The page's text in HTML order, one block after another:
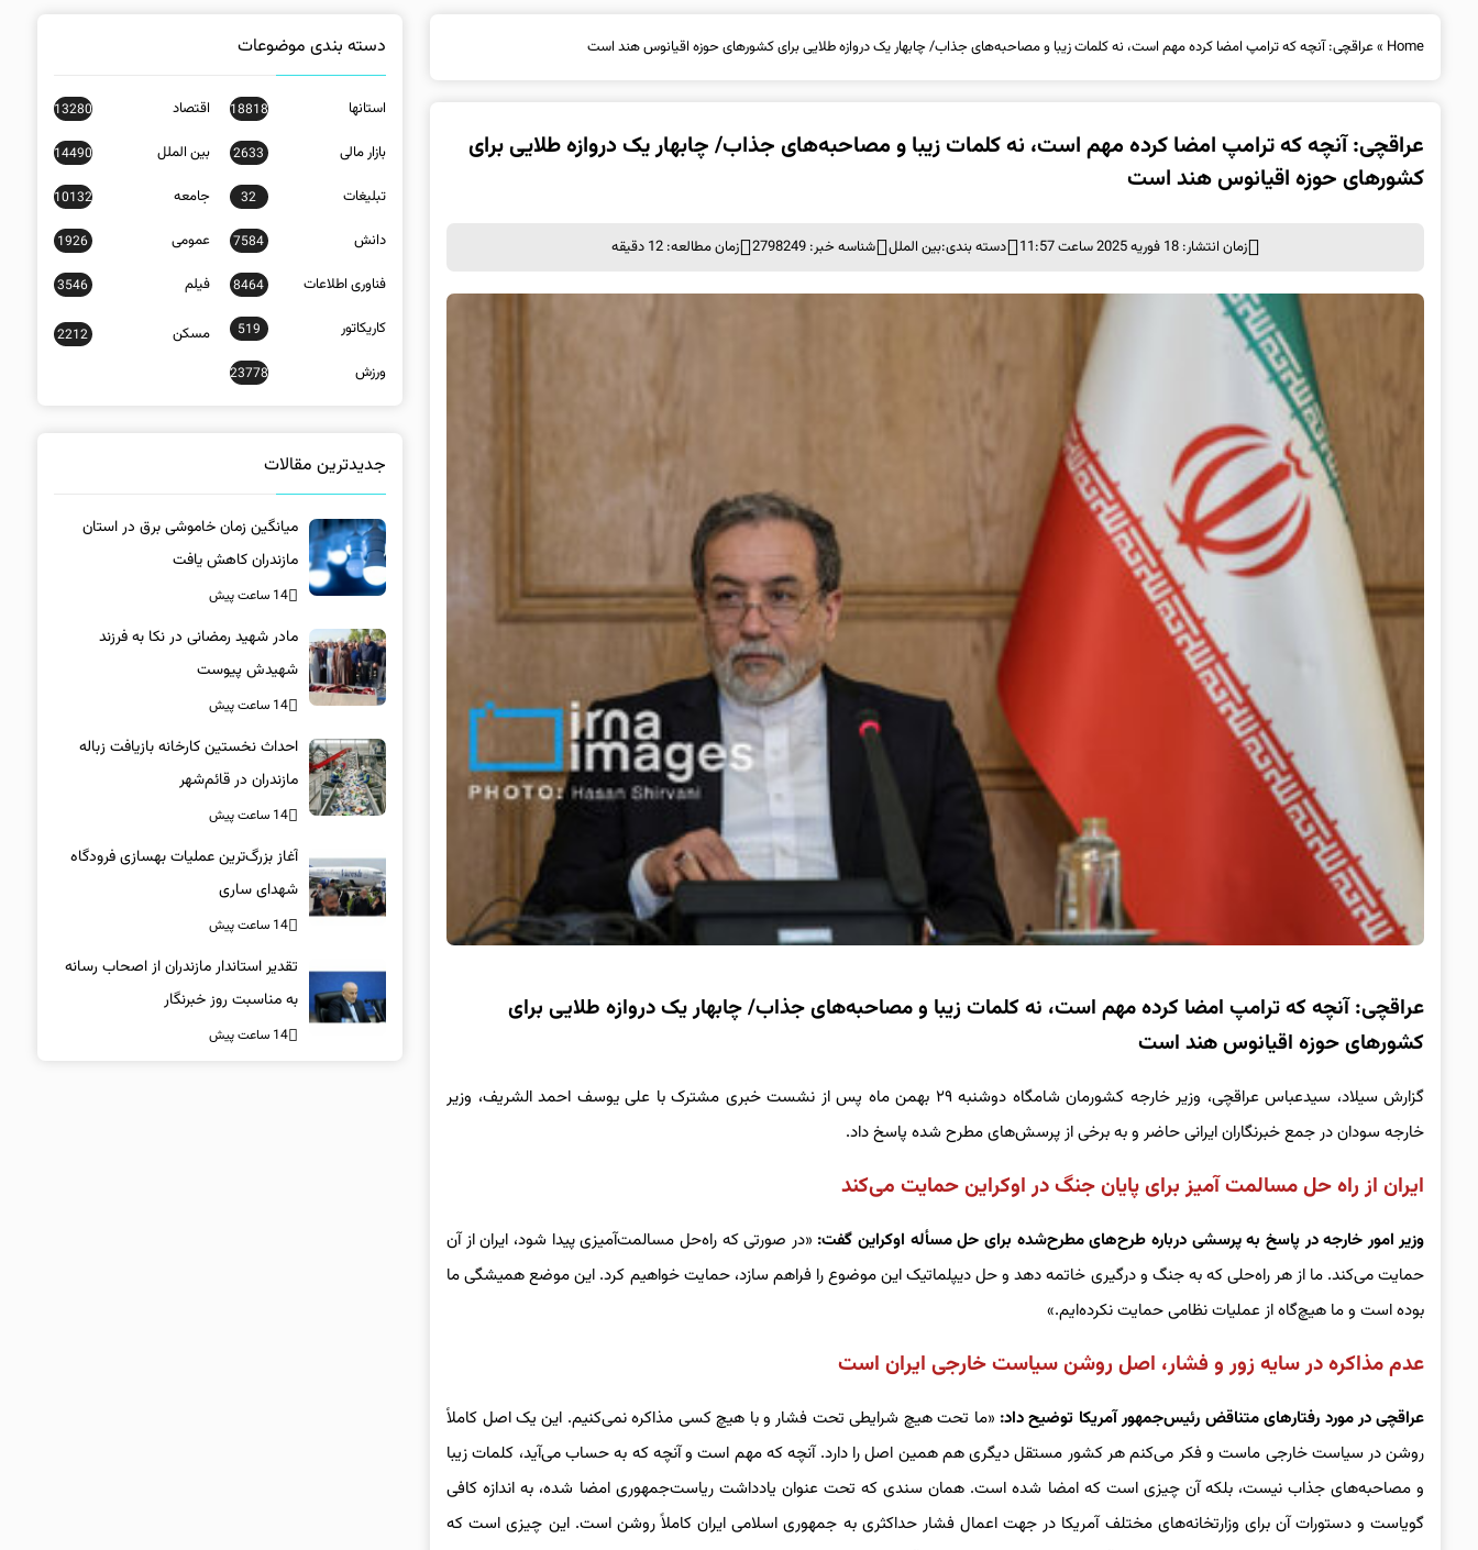
Home
»عراقچی: آنچه که ترامپ امضا کرده مهم است، نه کلمات زیبا و مصاحبه‌های جذاب/ چابهار یک دروازه طلایی برای کشورهای حوزه اقیانوس هند است
عراقچی: آنچه که ترامپ امضا کرده مهم است، نه کلمات زیبا و مصاحبه‌های جذاب/ چابهار یک دروازه طلایی برای
کشورهای حوزه اقیانوس هند است
زمان انتشار: 18 فوریه 2025 ساعت 11:57 دسته بندی:بین الملل شناسه خبر: 2798249 زمان مطالعه: 12 دقیقه
عراقچی: آنچه که ترامپ امضا کرده مهم است، نه کلمات زیبا و مصاحبه‌های جذاب/ چابهار یک دروازه طلایی برای
کشورهای حوزه اقیانوس هند است
گزارش سیلاد، سیدعباس عراقچی، وزیر خارجه کشورمان شامگاه دوشنبه ۲۹ بهمن ماه پس از نشست خبری مشترک با علی یوسف احمد الشریف، وزیر
خارجه سودان در جمع خبرنگاران ایرانی حاضر و به برخی از پرسش‌های مطرح شده پاسخ داد.
ایران از راه حل مسالمت آمیز برای پایان جنگ در اوکراین حمایت می‌کند
وزیر امور خارجه در پاسخ به پرسشی درباره طرح‌های مطرح‌شده برای حل مسأله اوکراین گفت: «در صورتی که راه‌حل مسالمت‌آمیزی پیدا شود، ایران از آن
حمایت می‌کند. ما از هر راه‌حلی که به جنگ و درگیری خاتمه دهد و حل دیپلماتیک این موضوع را فراهم سازد، حمایت خواهیم کرد. این موضع همیشگی ما
بوده است و ما هیچ‌گاه از عملیات نظامی حمایت نکرده‌ایم.»
عدم مذاکره در سایه زور و فشار، اصل روشن سیاست خارجی ایران است
عراقچی در مورد رفتارهای متناقض رئیس‌جمهور آمریکا توضیح داد: «ما تحت هیچ شرایطی تحت فشار و با هیچ کسی مذاکره نمی‌کنیم. این یک اصل کاملاً
روشن در سیاست خارجی ماست و فکر می‌کنم هر کشور مستقل دیگری هم همین اصل را دارد. آنچه که مهم است و آنچه که به حساب می‌آید، کلمات زیبا
و مصاحبه‌های جذاب نیست، بلکه آن چیزی است که امضا شده است. همان سندی که تحت عنوان یادداشت ریاست‌جمهوری امضا شده، به اندازه کافی
گویاست و دستورات آن برای وزارتخانه‌های مختلف آمریکا در جهت اعمال فشار حداکثری به جمهوری اسلامی ایران کاملاً روشن است. این چیزی است که
دسته بندی موضوعات
استانها 18818 اقتصاد 13280
بازار مالی 2633 بین الملل 14490
تبلیغات 32 جامعه 10132
دانش 7584 عمومی 1926
فناوری اطلاعات 8464 فیلم 3546
کاریکاتور 519 مسکن 2212
ورزش 23778
جدیدترین مقالات
میانگین زمان خاموشی برق در استان
مازندران کاهش یافت
14 ساعت پیش
مادر شهید رمضانی در نکا به فرزند
شهیدش پیوست
14 ساعت پیش
احداث نخستین کارخانه بازیافت زباله
مازندران در قائم‌شهر
14 ساعت پیش
آغاز بزرگ‌ترین عملیات بهسازی فرودگاه
شهدای ساری
14 ساعت پیش
تقدیر استاندار مازندران از اصحاب رسانه
به مناسبت روز خبرنگار
14 ساعت پیش